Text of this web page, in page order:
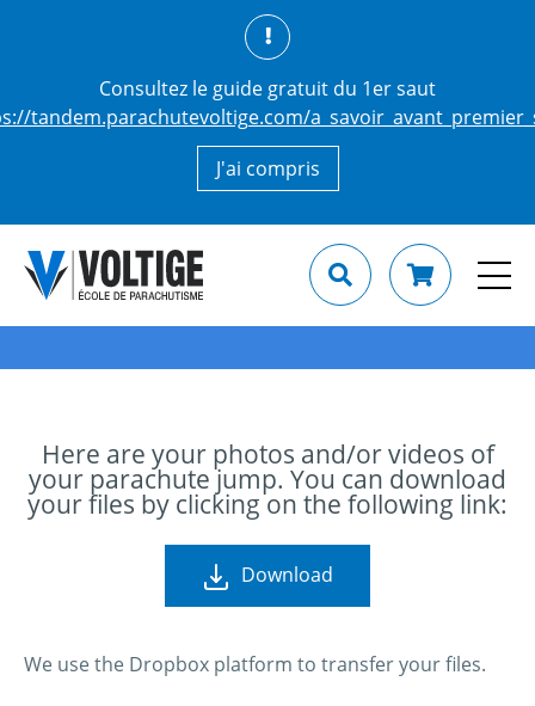
Consultez le guide gratuit du 1er saut
tandem.parachutevoltige.com/
J'ai compris
Here are your photos and/or videos of
your parachute jump. You can download
your files by clicking on the following link:
Download
We use the Dropbox platform to transfer your files.